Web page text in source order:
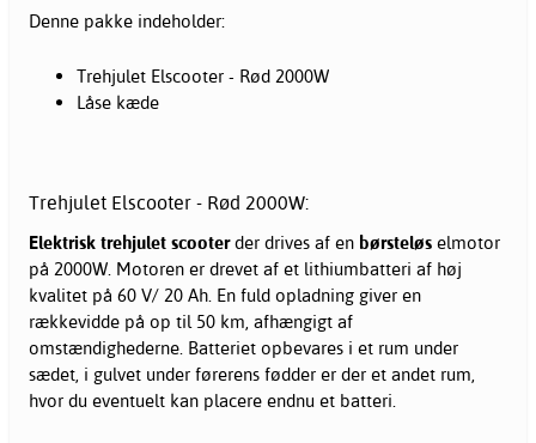
Denne pakke indeholder:
Trehjulet Elscooter - Rød 2000W
Låse kæde
Trehjulet Elscooter - Rød 2000W:
Elektrisk trehjulet scooterder drives af en børsteløs elmotor
på 2000W. Motoren er drevet af et lithiumbatteri af høj
kvalitet på 60 V/ 20 Ah. En fuld opladning giver en
rækkevidde på op til 50 km, afhængigt af
omstændighederne. Batteriet opbevares i et rum under
sædet, i gulvet under førerens fødder er der et andet rum,
hvor du eventuelt kan placere endnu et batteri.